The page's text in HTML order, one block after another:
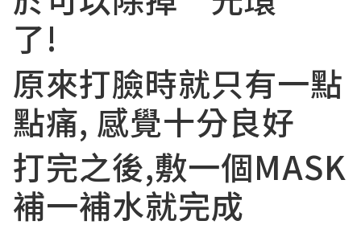
了!
原來打臉時就只有一點
點痛, 感覺十分良好
打完之後,敷一個MASK
補一補水就完成